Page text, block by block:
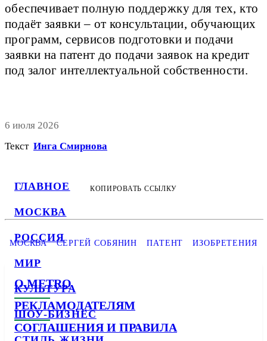
ГЛАВНОЕ
МОСКВА
РОССИЯ
МИР
КУЛЬТУРА
ШОУ-БИЗНЕС
обеспечивает полную поддержку для тех, кто
подаёт заявки – от консультации, обучающих
программ, сервисов подготовки и подачи
заявки на патент до подачи заявок на кредит
под залог интеллектуальной собственности.
6 июля 2026
Текст Инга Смирнова
КОПИРОВАТЬ ССЫЛКУ
МОСКВА СЕРГЕЙ СОБЯНИН ПАТЕНТ ИЗОБРЕТЕНИЯ
О METRO
РЕКЛАМОДАТЕЛЯМ
СОГЛАШЕНИЯ И ПРАВИЛА